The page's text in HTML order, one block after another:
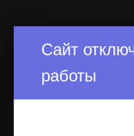
Сайт
работы